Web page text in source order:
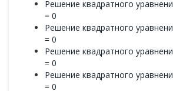
Решение квадратного
= 0
Решение квадратного
= 0
Решение квадратного
= 0
Решение квадратного
= 0